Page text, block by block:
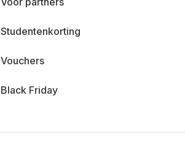
Studentenkorting
Vouchers
Black Friday